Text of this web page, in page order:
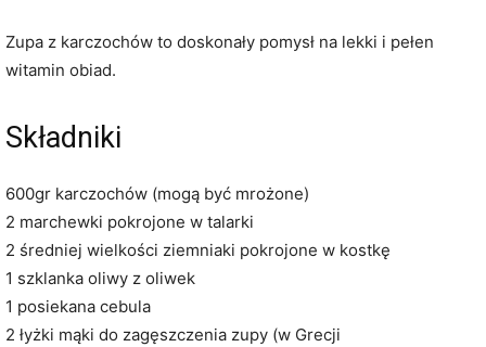
Zupa z karczochów to doskonały pomysł na lekki i pełen
witamin obiad.
Składniki
600gr karczochów (mogą być mrożone)
2 marchewki pokrojone w talarki
2 średniej wielkości ziemniaki pokrojone w kostkę
1 szklanka oliwy z oliwek
1 posiekana cebula
2 łyżki mąki do zagęszczenia zupy (w Grecji